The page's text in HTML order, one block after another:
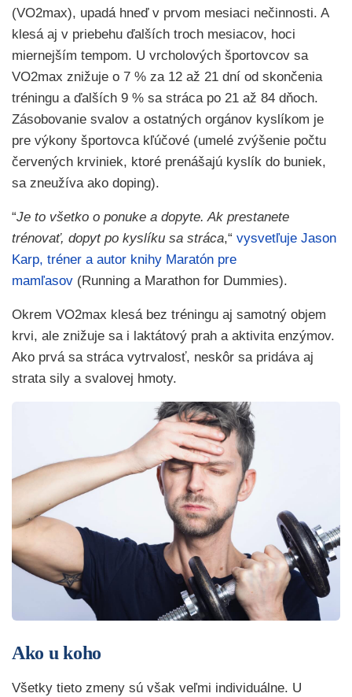
(VO2max), upadá hneď v prvom mesiaci nečinnosti. A
klesá aj v priebehu ďalších troch mesiacov, hoci
miernejším tempom. U vrcholových športovcov sa
VO2max znižuje o 7 % za 12 až 21 dní od skončenia
tréningu a ďalších 9 % sa stráca po 21 až 84 dňoch.
Zásobovanie svalov a ostatných orgánov kyslíkom je
pre výkony športovca kľúčové (umelé zvýšenie počtu
červených krviniek, ktoré prenášajú kyslík do buniek,
sa zneužíva ako doping).
“Je to všetko o ponuke a dopyte. Ak prestanete
trénovať, dopyt po kyslíku sa stráca,“ vysvetľuje Jason
Karp, tréner a autor knihy Maratón pre
mamľasov (Running a Marathon for Dummies).
Okrem VO2max klesá bez tréningu aj samotný objem
krvi, ale znižuje sa i laktátový prah a aktivita enzýmov.
Ako prvá sa stráca vytrvalosť, neskôr sa pridáva aj
strata sily a svalovej hmoty.
Ako u koho
Všetky tieto zmeny sú však veľmi individuálne. U